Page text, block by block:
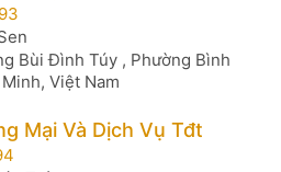
Bùi Đình Túy , Phường Bình
Việt Nam
Mại Và Dịch Vụ Tđt